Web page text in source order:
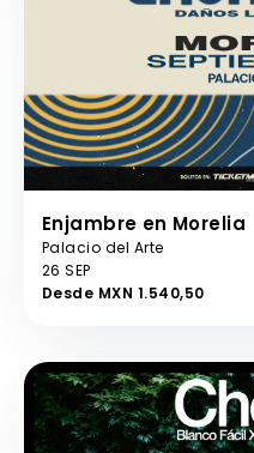
Enjambre en Morelia
Palacio del Arte
26 SEP
Desde MXN 1.540,50